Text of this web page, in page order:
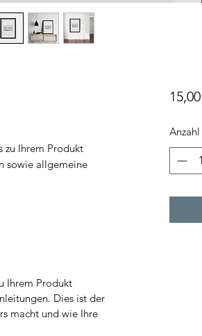
zu Ihrem Produkt
sowie allgemeine
Ihrem Produkt
Dies ist der
macht und wie Ihre
Anzahl